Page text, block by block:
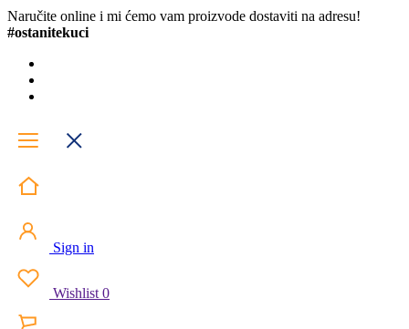
Naručite online i mi ćemo vam proizvode dostaviti na adresu!
#ostanitekuci
Sign in
Wishlist 0